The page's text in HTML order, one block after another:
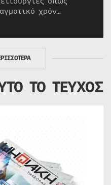
χρόν…
ΤΟ ΤΕΥΧΟΣ